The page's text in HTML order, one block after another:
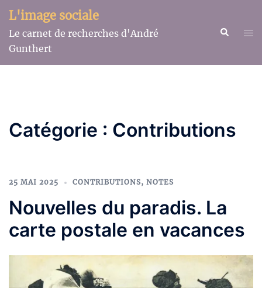
Aller
au
contenu
L'image sociale
Le carnet de recherches d'André
Gunthert
Catégorie : Contributions
25 MAI 2025 CONTRIBUTIONS, NOTES
Nouvelles du paradis. La
carte postale en vacances